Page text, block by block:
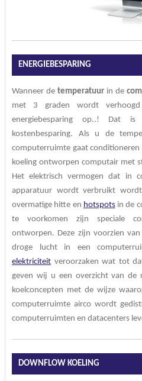
ENERGIEBESPARING
Wanneer de temperatuur in de
met 3 graden wordt
energiebesparing op..! Dat
kostenbesparing. Als u de
computerruimte gaat
koeling ontworpen computair met
Het elektrisch vermogen dat in
apparatuur wordt verbruikt
overmatige hitte en hotspots in de
te voorkomen zijn speciale
ontworpen. Deze zijn voorzien
droge lucht in een
elektriciteit veroorzaken wat tot
geven wij u een overzicht van de
koelconcepten met de wijze
computerruimte airco wordt
computerruimten en datacenters
DOWNFLOW KOELING